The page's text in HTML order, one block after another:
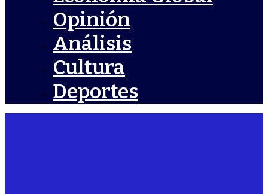
Opinión
Análisis
Cultura
Deportes